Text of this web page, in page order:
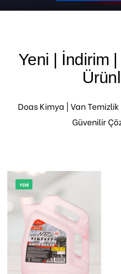
Yeni | İndirim
Doas Kimya | Van
Güvenilir
YENI